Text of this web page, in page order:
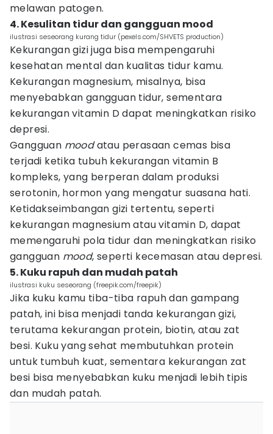
melawan patogen.
4. Kesulitan tidur dan gangguan mood
ilustrasi seseorang kurang tidur (pexels.com/SHVETS production)
Kekurangan gizi juga bisa mempengaruhi
kesehatan mental dan kualitas tidur kamu.
Kekurangan magnesium, misalnya, bisa
menyebabkan gangguan tidur, sementara
kekurangan vitamin D dapat meningkatkan risiko
depresi.
Gangguan moodatau perasaan cemas bisa
terjadi ketika tubuh kekurangan vitamin B
kompleks, yang berperan dalam produksi
serotonin, hormon yang mengatur suasana hati.
Ketidakseimbangan gizi tertentu, seperti
kekurangan magnesium atau vitamin D, dapat
memengaruhi pola tidur dan meningkatkan risiko
gangguan mood, seperti kecemasan atau depresi.
5. Kuku rapuh dan mudah patah
ilustrasi kuku seseorang (freepik.com/freepik)
Jika kuku kamu tiba-tiba rapuh dan gampang
patah, ini bisa menjadi tanda kekurangan gizi,
terutama kekurangan protein, biotin, atau zat
besi. Kuku yang sehat membutuhkan protein
untuk tumbuh kuat, sementara kekurangan zat
besi bisa menyebabkan kuku menjadi lebih tipis
dan mudah patah.